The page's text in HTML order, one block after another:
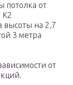
потолка от
К2
высоты на 2,7
3 метра
от